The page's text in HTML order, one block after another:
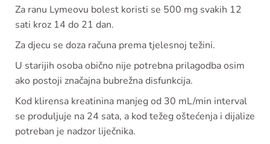
Za ranu Lymeovu bolest koristi se 500 mg svakih 12
sati kroz 14 do 21 dan.
Za djecu se doza računa prema tjelesnoj težini.
U starijih osoba obično nije potrebna prilagodba osim
ako postoji značajna bubrežna disfunkcija.
Kod klirensa kreatinina manjeg od 30 mL/min interval
se produljuje na 24 sata, a kod težeg oštećenja i dijalize
potreban je nadzor liječnika.